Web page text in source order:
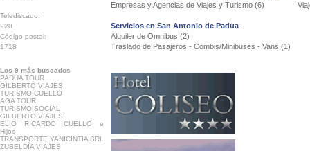
Telediscado:
220
Código postal:
1718
Los 9 más buscados
PADUA TOUR
GILBERTO VIAJES
TURISMO CUELLO
AGA TOUR
TURISMO SOCIAL
GILBERTO VIAJES
ELIO RICARDO CUELLO e
Hijos
TRANSPORTE YANICINTIA SRL
ZUBELDÍA VIAJES
Empresas y Agencias de Viajes y Turismo (6)
Servicios en San Antonio de Padua
Alquiler de Omnibus (2)
Traslado de Pasajeros - Combis/Minibuses - Vans (1)